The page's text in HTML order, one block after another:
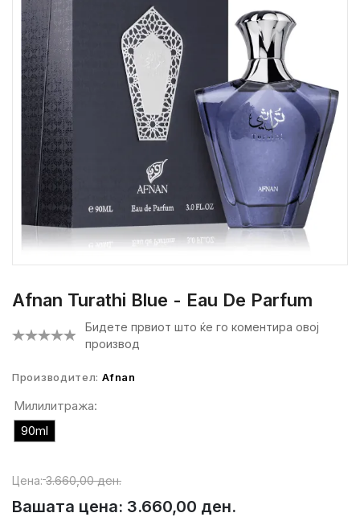
Afnan Turathi Blue - Eau De Parfum
Бидете првиот што ќе го коментира овој
производ
Производител: Afnan
Милилитража:
90ml
Цена: 3.660,00 ден.
Вашата цена: 3.660,00 ден.